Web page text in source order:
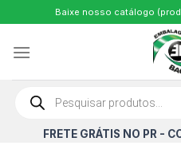
to
content
Baixe nosso catálogo
produtos
FRETE GRÁTIS NO PR -